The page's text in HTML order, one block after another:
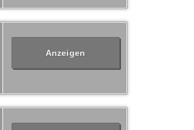
Anzeigen